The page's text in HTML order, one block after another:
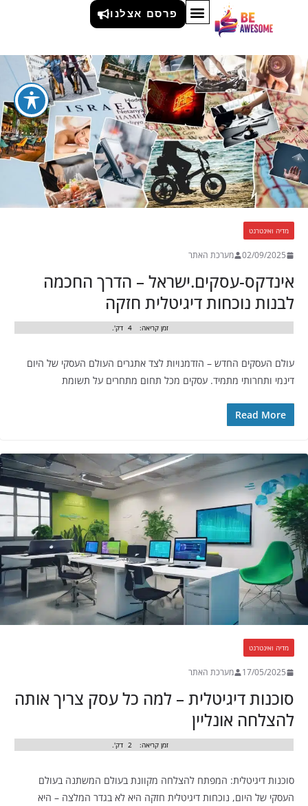
פרסם אצלנו מדיה ואינטרנט
מדיה ואינטרנט
02/09/2025 מערכת האתר
אינדקס-עסקים.ישראל – הדרך החכמה
לבנות נוכחות דיגיטלית חזקה
זמן קריאה: 4 דק'.
עולם העסקים החדש – הזדמנויות לצד אתגרים העולם העסקי של היום
דינמי ותחרותי מתמיד. עסקים מכל תחום מתחרים על תשומת
Read More
מדיה ואינטרנט
17/05/2025 מערכת האתר
סוכנות דיגיטלית – למה כל עסק צריך אותה
להצלחה אונליין
זמן קריאה: 2 דק'.
סוכנות דיגיטלית: המפתח להצלחה מקוונת בעולם המשתנה בעולם
העסקי של היום, נוכחות דיגיטלית חזקה היא לא בגדר המלצה – היא